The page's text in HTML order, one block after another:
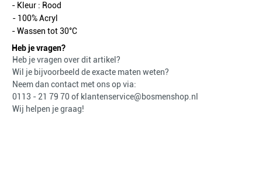
- Kleur : Rood
- 100% Acryl
- Wassen tot 30°C
Heb je vragen?
Heb je vragen over dit artikel?
Wil je bijvoorbeeld de exacte maten weten?
Neem dan contact met ons op via:
0113 - 21 79 70 of klantenservice@bosmenshop.nl
Wij helpen je graag!